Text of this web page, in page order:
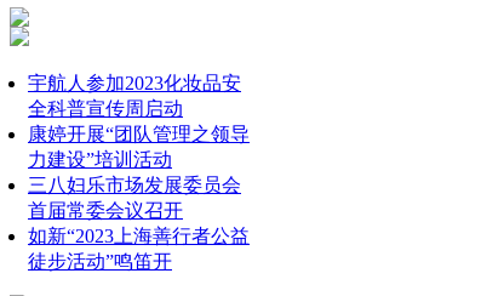
宇航人参加2023化妆品安
全科普宣传周启动
康婷开展“团队管理之领导
力建设”培训活动
三八妇乐市场发展委员会
首届常委会议召开
如新“2023上海善行者公益
徒步活动”鸣笛开